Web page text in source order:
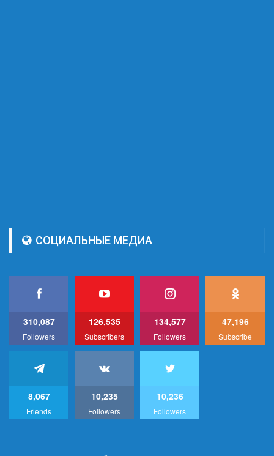
СОЦИАЛЬНЫЕ МЕДИА
310,087
Followers
126,535
Subscribers
134,577
Followers
47,196
Subscribe
8,067
Friends
10,235
Followers
10,236
Followers